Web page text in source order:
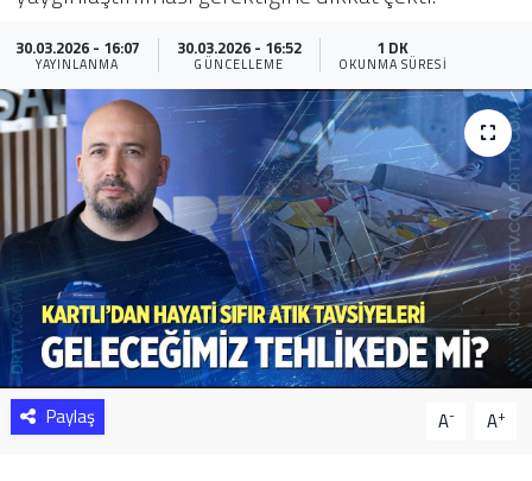
30.03.2026 - 16:07
YAYINLANMA
30.03.2026 - 16:52
GÜNCELLEME
1 DK
OKUNMA SÜRESI
Paylaş A- A+
Yaşam
Sağlık
Yazarlar
Resmi İlan
Resmi Reklam